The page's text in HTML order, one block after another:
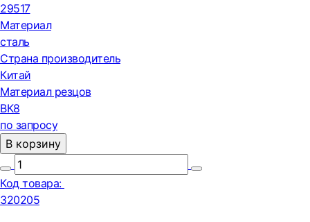
29517
Материал
сталь
Страна производитель
Китай
Материал резцов
ВК8
по запросу
В корзину
Код товара:
320205